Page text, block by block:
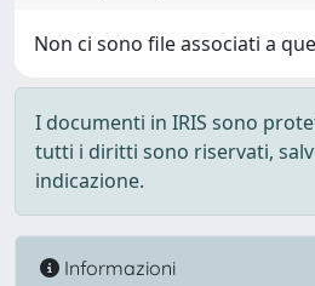
Non ci sono file associati a
I documenti in IRIS sono
tutti i diritti sono riservati,
indicazione.
Informazioni